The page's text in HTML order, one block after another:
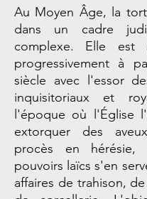
Au Moyen Âge, la
dans un cadre
complexe. Elle est
progressivement à
siècle avec l'essor
inquisitoriaux et
l'époque où l'Église
extorquer des
procès en
pouvoirs laïcs s'en
affaires de trahison,